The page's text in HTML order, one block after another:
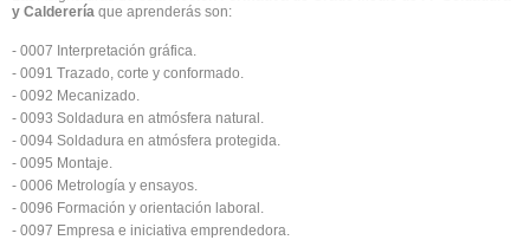
y Calderería que aprenderás son:
- 0007 Interpretación gráfica.
- 0091 Trazado, corte y conformado.
- 0092 Mecanizado.
- 0093 Soldadura en atmósfera natural.
- 0094 Soldadura en atmósfera protegida.
- 0095 Montaje.
- 0006 Metrología y ensayos.
- 0096 Formación y orientación laboral.
- 0097 Empresa e iniciativa emprendedora.